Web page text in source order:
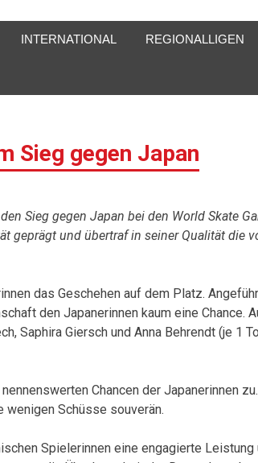
INTERNATIONAL REGIONALLIGEN
Sieg gegen Japan
Sieg gegen Japan bei den World Skate
geprägt und übertraf in seiner Qualität die
das Geschehen auf dem Platz.
den Japanerinnen kaum eine Chance.
Saphira Giersch und Anna Behrendt (je 1
Chancen der Japanerinnen
wenigen Schüsse souverän.
Spielerinnen eine engagierte Leistung